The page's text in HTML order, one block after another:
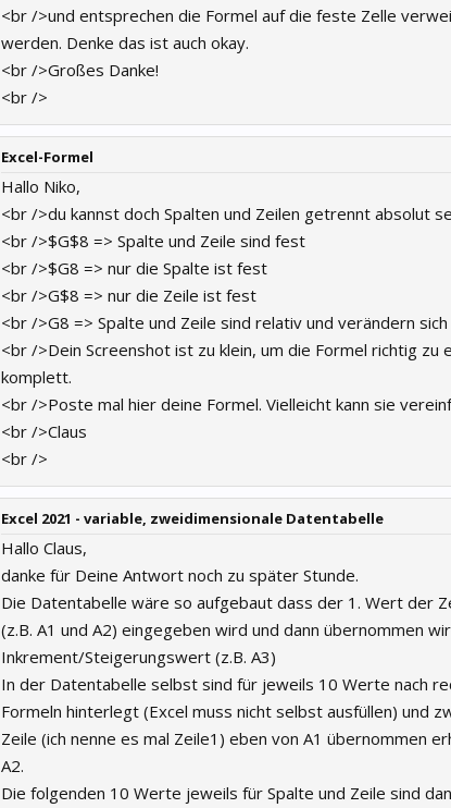
<br />und entsprechen die Formel auf die feste Zelle
werden. Denke das ist auch okay.
<br />Großes Danke!
<br />
Excel-Formel
Hallo Niko,
<br />du kannst doch Spalten und Zeilen getrennt absolut
<br />$G$8 => Spalte und Zeile sind fest
<br />$G8 => nur die Spalte ist fest
<br />G$8 => nur die Zeile ist fest
<br />G8 => Spalte und Zeile sind relativ und verändern sich
<br />Dein Screenshot ist zu klein, um die Formel richtig zu
komplett.
<br />Poste mal hier deine Formel. Vielleicht kann sie
<br />Claus
<br />
Excel 2021 - variable, zweidimensionale Datentabelle
Hallo Claus,
danke für Deine Antwort noch zu später Stunde.
Die Datentabelle wäre so aufgebaut dass der 1. Wert der
(z.B. A1 und A2) eingegeben wird und dann übernommen
Inkrement/Steigerungswert (z.B. A3)
In der Datentabelle selbst sind für jeweils 10 Werte nach
Formeln hinterlegt (Excel muss nicht selbst ausfüllen) und
Zeile (ich nenne es mal Zeile1) eben von A1 übernommen
A2.
Die folgenden 10 Werte jeweils für Spalte und Zeile sind